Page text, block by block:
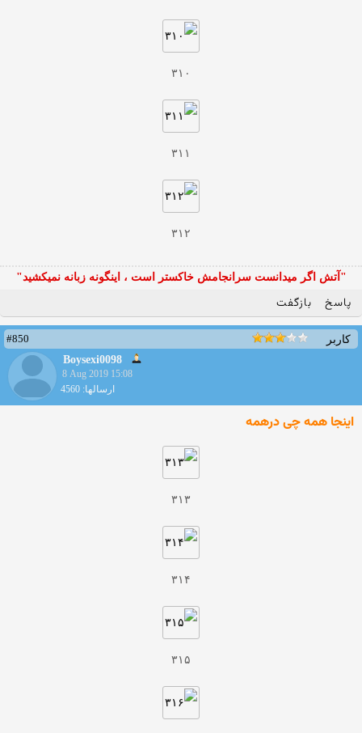
۳۱۰
۳۱۱
۳۱۲
"آتش اگر ميدانست سرانجامش خاكستر است ، اينگونه زبانه نميكشيد"
پاسخ بازگفت
کاربر
#850
Boysexi0098
8 Aug 2019 15:08
ارسالها: 4560
اینجا همه چی درهمه
۳۱۳
۳۱۴
۳۱۵